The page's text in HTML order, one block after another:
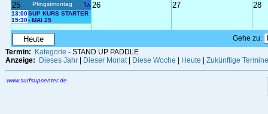
25
Pfingstmontag
13:00
15:30
SUP KURS STARTER
- MAI 25
26 27 28
Heute
Gehe zu:
Termin:
Kategorie - STAND UP PADDLE
Anzeige:
Dieses Jahr Dieser Monat| Diese Woche Heute Zukünftige Termine
www.surfsupcenter.de